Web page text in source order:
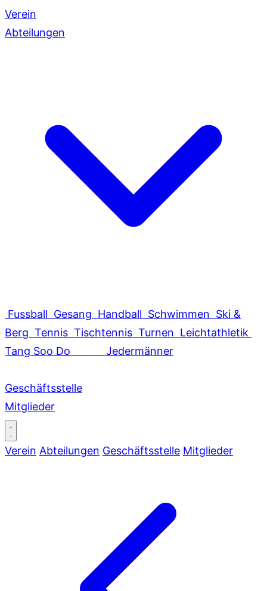
Verein
Abteilungen
Fussball Gesang Handball Schwimmen Ski &
Berg Tennis Tischtennis Turnen Leichtathletik
Tang Soo Do
Jedermänner
Geschäftsstelle
Mitglieder
Verein Abteilungen Geschäftsstelle Mitglieder